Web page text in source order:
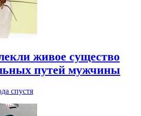
живое существо
путей мужчины
спустя